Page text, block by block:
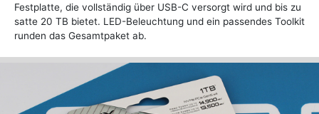
Festplatte, die vollständig über USB-C versorgt wird und bis zu
satte 20 TB bietet. LED-Beleuchtung und ein passendes Toolkit
runden das Gesamtpaket ab.